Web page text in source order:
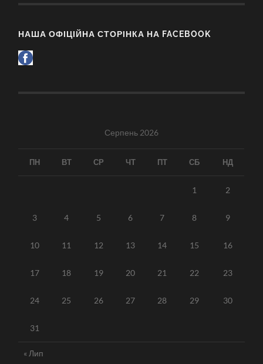
НАША ОФІЦІЙНА СТОРІНКА НА FACEBOOK
Серпень 2026
ПН ВТ СР ЧТ ПТ СБ НД
1 2
3 4 5 6 7 8 9
10 11 12 13 14 15 16
17 18 19 20 21 22 23
24 25 26 27 28 29 30
31
« Лип